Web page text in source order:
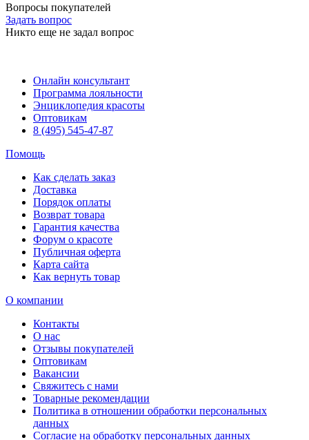
Вопросы покупателей
Задать вопрос
Никто еще не задал вопрос
Онлайн консультант
Программа лояльности
Энциклопедия красоты
Оптовикам
8 (495) 545-47-87
Помощь
Как сделать заказ
Доставка
Порядок оплаты
Возврат товара
Гарантия качества
Форум о красоте
Публичная оферта
Карта сайта
Как вернуть товар
О компании
Контакты
О нас
Отзывы покупателей
Оптовикам
Вакансии
Свяжитесь с нами
Товарные рекомендации
Политика в отношении обработки персональных
данных
Согласие на обработку персональных данных